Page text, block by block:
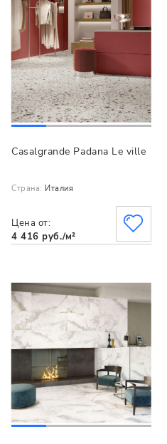
Casalgrande Padana Le ville
Страна: Италия
Цена от:
4 416 руб./м²